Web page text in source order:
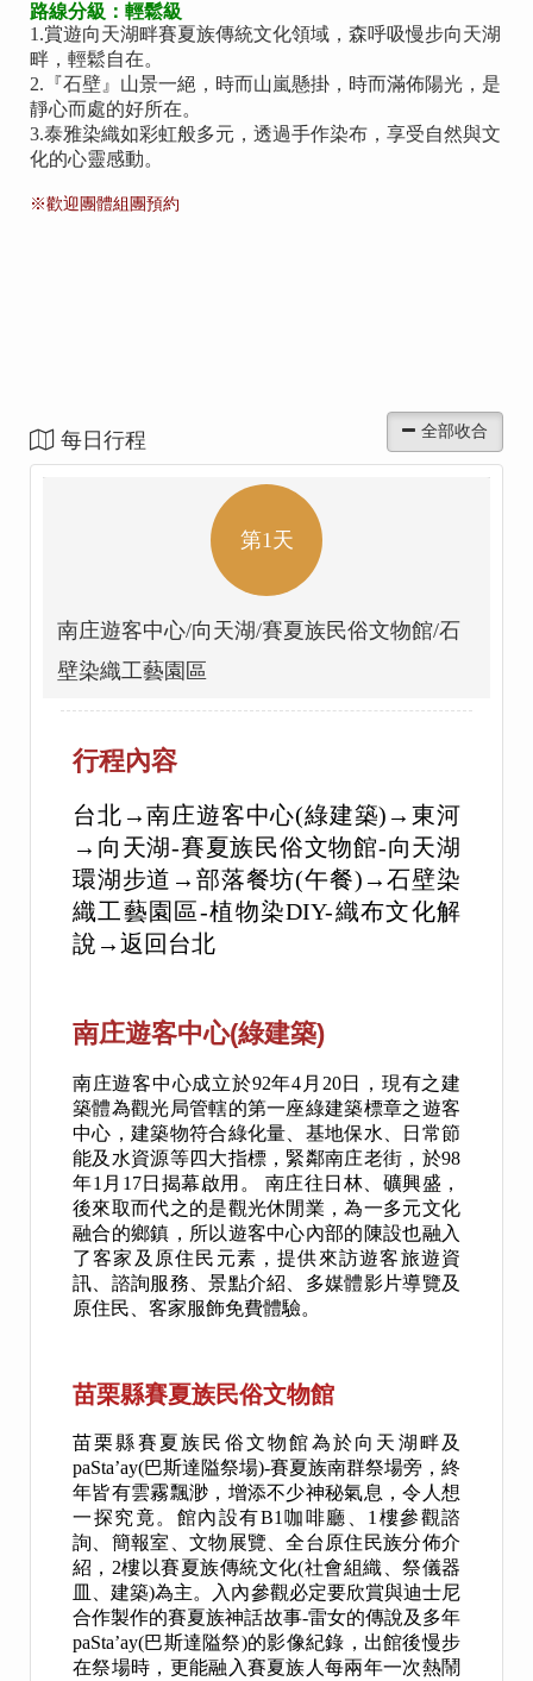
路線分級：輕鬆級
1.賞遊向天湖畔賽夏族傳統文化領域，森呼吸慢步向天湖
畔，輕鬆自在。
2.『石壁』山景一絕，時而山嵐懸掛，時而滿佈陽光，是
靜心而處的好所在。
3.泰雅染織如彩虹般多元，透過手作染布，享受自然與文
化的心靈感動。
※歡迎團體組團預約
每日行程
第1天
南庄遊客中心/向天湖/賽夏族民俗文物館/石
壁染織工藝園區
行程內容
台北→南庄遊客中心(綠建築)→東河
→向天湖-賽夏族民俗文物館-向天湖
環湖步道→部落餐坊(午餐)→石壁染
織工藝園區-植物染DIY-織布文化解
說→返回台北
南庄遊客中心(綠建築)
南庄遊客中心成立於92年4 月 20日，現有之建
築體為觀光局管轄的第一座綠建築標章之遊客
中心，建築物符合綠化量、基地保水、日常節
能及水資源等四大指標，緊鄰南庄老街，於98
年1 月 17日揭幕啟用。 南庄往日林、礦興盛，
後來取而代之的是觀光休閒業，為一多元文化
融合的鄉鎮，所以遊客中心內部的陳設也融入
了客家及原住民元素，提供來訪遊客旅遊資
訊、諮詢服務、景點介紹、多媒體影片導覽及
原住民、客家服飾免費體驗。
苗栗縣賽夏族民俗文物館
苗栗縣賽夏族民俗文物館為於向天湖畔及
paSta’ay(巴斯達隘祭場)-賽夏族南群祭場旁，終
年皆有雲霧飄渺，增添不少神秘氣息，令人想
一探究竟。館內設有B1 咖啡廳、 1 樓參觀諮
詢、簡報室、文物展覽、全台原住民族分佈介
紹， 2樓以賽夏族傳統文化(社會組織、祭儀器
皿、建築)為主。入內參觀必定要欣賞與迪士尼
合作製作的賽夏族神話故事-雷女的傳說及多年
paSta’ay(巴斯達隘祭)的影像紀錄，出館後慢步
在祭場時，更能融入賽夏族人每兩年一次熱鬧